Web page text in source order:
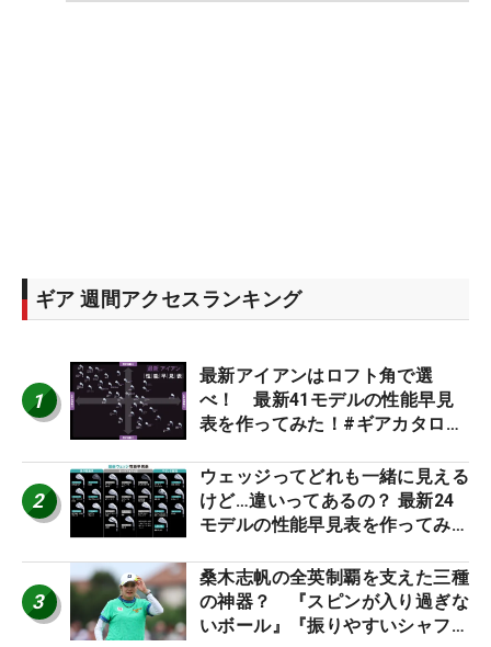
ギア 週間アクセスランキング
1
最新アイアンはロフト角で選
べ！ 最新41モデルの性能早見
表を作ってみた！#ギアカタログ
2
ウェッジってどれも一緒に見える
けど…違いってあるの？ 最新24
モデルの性能早見表を作ってみ
3
桑木志帆の全英制覇を支えた三種
の神器？ 『スピンが入り過ぎな
いボール』『振りやすいシャフ